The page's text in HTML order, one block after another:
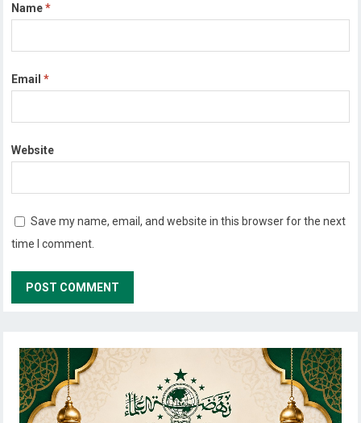
Name*
Email*
Website
Save my name, email, and website in this browser for the next
time I comment.